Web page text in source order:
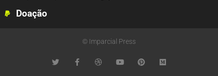
Doação
© Imparcial Press